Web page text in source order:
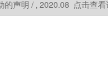
/ , 2020.08 点击查看详情